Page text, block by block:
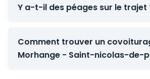
Y a-t-il des péages sur le trajet
Comment trouver un
Morhange - Saint-nicolas-de-